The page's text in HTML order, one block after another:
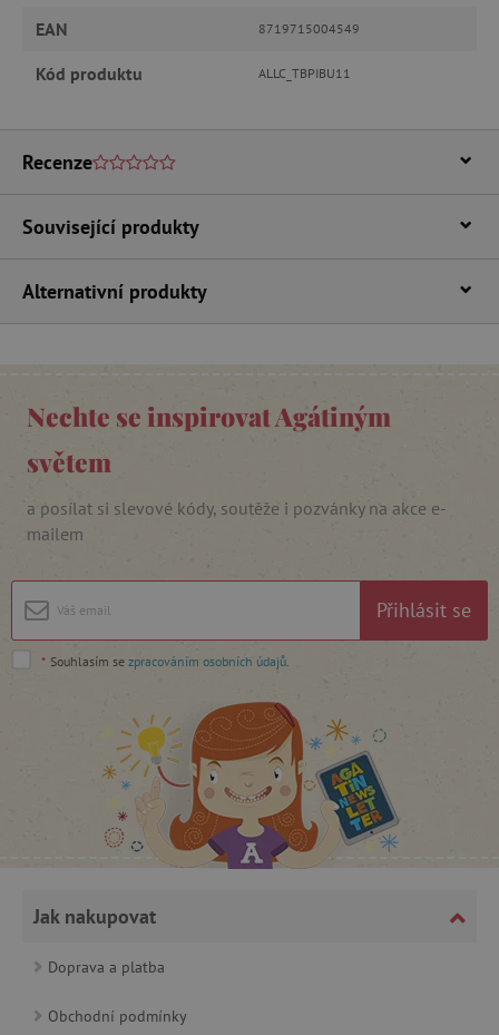
EAN 8719715004549
Kód produktu ALLC_TBPIBU11
Recenze
Související produkty
Alternativní produkty
Nechte se inspirovat Agátiným
světem
a posílat si slevové kódy, soutěže i pozvánky na akce e-
mailem
Přihlásit se
* Souhlasím se zpracováním osobních údajů
Jak nakupovat
Doprava a platba
Obchodní podmínky
_lb_ccc .agatinsvet.cz
CookieScriptConsent
CookieScript
www.agatinsvet.cz